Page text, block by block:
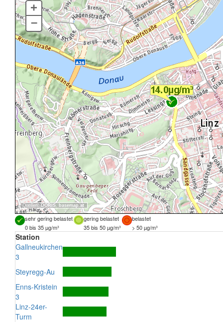
Quellen:DORIS, basemap.at
+
–
sehr gering belastet gering belastet
belastet
0 bis 35 µg/m³
35 bis 50 µg/m³ > 50 µg/m³
Station
Gallneukirchen
3
Steyregg-Au
Enns-Kristein
3
Linz-24er-
Turm